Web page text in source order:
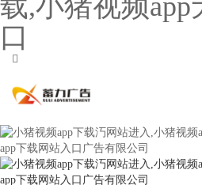
载,小猪视频app
口